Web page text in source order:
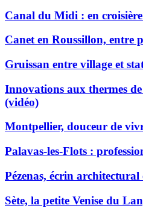
Canal du Midi : en
Canet en Roussillon, entre
Gruissan entre village et
Innovations aux thermes
(vidéo)
Montpellier, douceur de
Palavas-les-Flots :
Pézenas, écrin architectural
Sète, la petite Venise du